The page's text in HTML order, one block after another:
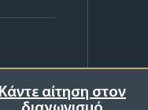
Κάντε αίτηση στον